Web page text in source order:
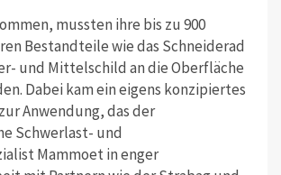
mussten ihre bis zu 900
Bestandteile wie das Schneiderad
und Mittelschild an die Oberfläche
Dabei kam ein eigens konzipiertes
Anwendung, das der
Schwerlast- und
Mammoet in enger